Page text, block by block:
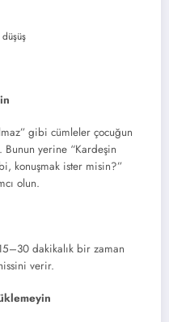
gibi cümleler çocuğun
Bunun yerine “Kardeşin
konuşmak ister misin?”
olun.
dakikalık bir zaman
verir.